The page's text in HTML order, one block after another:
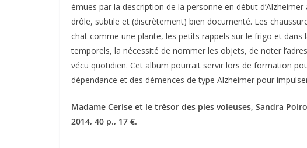
émues par la description de la personne en début
drôle, subtile et (discrètement) bien documenté. Les
chat comme une plante, les petits rappels sur le frigo et dans
temporels, la nécessité de nommer les objets, de noter
vécu quotidien. Cet album pourrait servir lors de formation
dépendance et des démences de type Alzheimer pour
Madame Cerise et le trésor des pies voleuses, Sandra
2014, 40 p., 17 €.